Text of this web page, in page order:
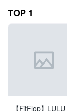
TOP 1
【FitFlop】